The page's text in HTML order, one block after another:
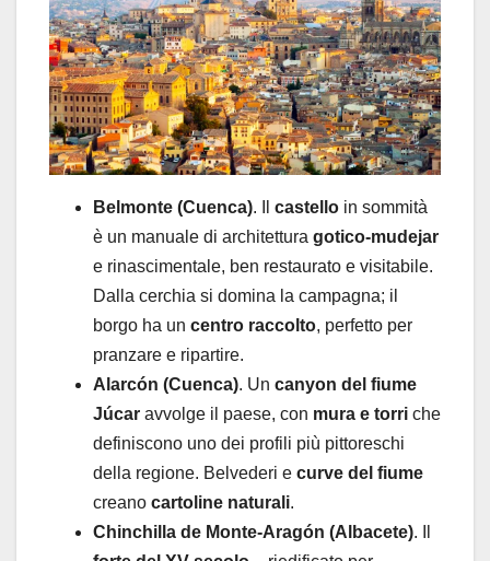
Belmonte (Cuenca). Il castello in sommità
è un manuale di architettura gotico-mudejar
e rinascimentale, ben restaurato e visitabile.
Dalla cerchia si domina la campagna; il
borgo ha un centro raccolto, perfetto per
pranzare e ripartire.
Alarcón (Cuenca). Un canyon del fiume
Júcar avvolge il paese, con mura e torri che
definiscono uno dei profili più pittoreschi
della regione. Belvederi e curve del fiume
creano cartoline naturali.
Chinchilla de Monte-Aragón (Albacete). Il